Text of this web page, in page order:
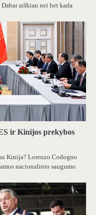
aiškiau nei bet kada
ir Kinijos prekybos
Kinija? Lorenzo Codogno
nacionalinio saugumo